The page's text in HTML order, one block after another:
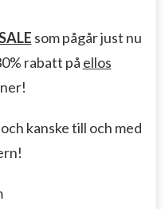
som pågår just nu
rabatt på ellos
kanske till och med